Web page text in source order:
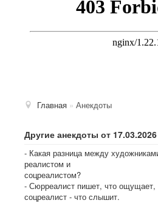
Главная » Анекдоты
Другие анекдоты от 17.03.2026
- Какая разница между
реалистом и
соцреалистом?
- Сюрреалист пишет, что ощущает,
соцреалист - что слышит.